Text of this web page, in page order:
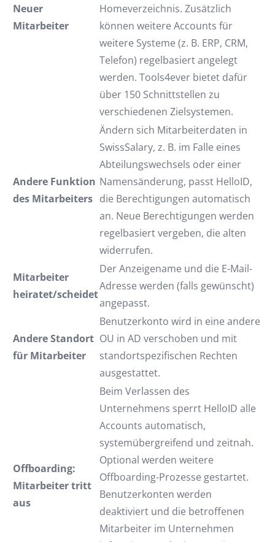
Neuer
Mitarbeiter
Homeverzeichnis. Zusätzlich
können weitere Accounts für
weitere Systeme (z. B. ERP, CRM,
Telefon) regelbasiert angelegt
werden. Tools4ever bietet dafür
über 150 Schnittstellen zu
verschiedenen Zielsystemen.
Andere Funktion
des Mitarbeiters
Ändern sich Mitarbeiterdaten in
SwissSalary, z. B. im Falle eines
Abteilungswechsels oder einer
Namensänderung, passt HelloID,
die Berechtigungen automatisch
an. Neue Berechtigungen werden
regelbasiert vergeben, die alten
widerrufen.
Mitarbeiter
heiratet/scheidet
Der Anzeigename und die E-Mail-
Adresse werden (falls gewünscht)
angepasst.
Andere Standort
für Mitarbeiter
Benutzerkonto wird in eine andere
OU in AD verschoben und mit
standortspezifischen Rechten
ausgestattet.
Offboarding:
Mitarbeiter tritt
aus
Beim Verlassen des
Unternehmens sperrt HelloID alle
Accounts automatisch,
systemübergreifend und zeitnah.
Optional werden weitere
Offboarding-Prozesse gestartet.
Benutzerkonten werden
deaktiviert und die betroffenen
Mitarbeiter im Unternehmen